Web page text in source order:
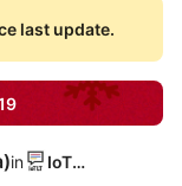
last update.
)in IoTLT